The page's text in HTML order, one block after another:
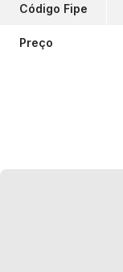
Código Fipe
Preço